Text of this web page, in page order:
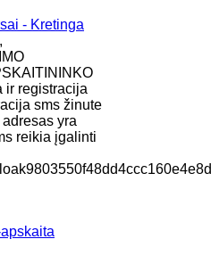
ir registracija
sms žinute
yra
reikia įgalinti